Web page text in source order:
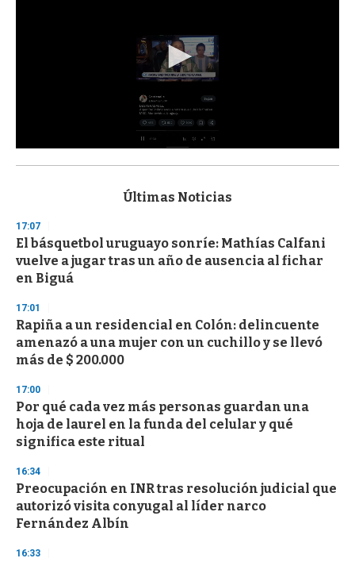
s
d
s
o
f
3
s
e
c
o
n
Últimas Noticias
17:07
El básquetbol uruguayo sonríe: Mathías Calfani
vuelve a jugar tras un año de ausencia al fichar
en Biguá
17:01
Rapiña a un residencial en Colón: delincuente
amenazó a una mujer con un cuchillo y se llevó
más de $ 200.000
17:00
Por qué cada vez más personas guardan una
hoja de laurel en la funda del celular y qué
significa este ritual
16:34
Preocupación en INR tras resolución judicial que
autorizó visita conyugal al líder narco
Fernández Albín
16:33